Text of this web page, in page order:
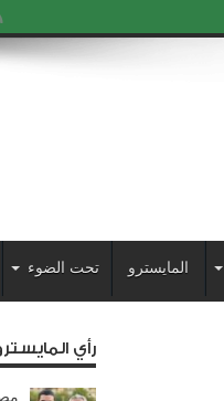
المايسترو تحت الضوء
رأي